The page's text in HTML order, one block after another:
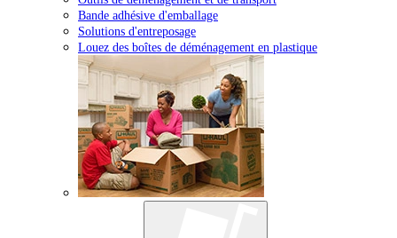
Bande adhésive d'emballage
Solutions d'entreposage
Louez des boîtes de déménagement en plastique